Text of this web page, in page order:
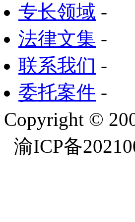
专长领域 -
法律文集 -
联系我们 -
委托案件 -
Copyright ©
渝ICP备